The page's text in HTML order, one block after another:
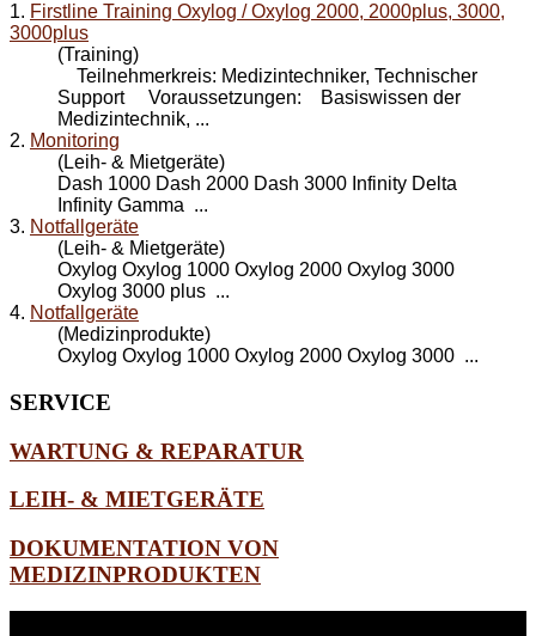
1. Firstline Training Oxylog / Oxylog 2000, 2000plus, 3000,
3000plus
(Training)
Teilnehmerkreis: Medizintechniker, Technischer
Support Voraussetzungen: Basiswissen der
Medizintechnik, ...
2. Monitoring
(Leih- & Mietgeräte)
Dash 1000 Dash 2000 Dash 3000 Infinity Delta
Infinity Gamma ...
3. Notfallgeräte
(Leih- & Mietgeräte)
Oxylog Oxylog 1000 Oxylog 2000 Oxylog 3000
Oxylog 3000 plus ...
4. Notfallgeräte
(Medizinprodukte)
Oxylog Oxylog 1000 Oxylog 2000 Oxylog 3000 ...
SERVICE
WARTUNG & REPARATUR
LEIH- & MIETGERÄTE
DOKUMENTATION VON
MEDIZINPRODUKTEN